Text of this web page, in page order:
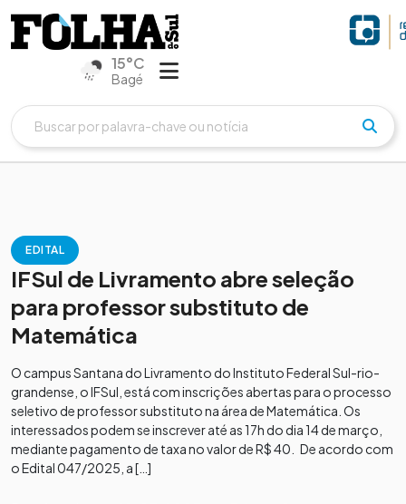
15°C
Bagé
EDITAL
IFSul de Livramento abre seleção
para professor substituto de
Matemática
O campus Santana do Livramento do Instituto Federal Sul-rio-
grandense, o IFSul, está com inscrições abertas para o processo
seletivo de professor substituto na área de Matemática. Os
interessados podem se inscrever até as 17h do dia 14 de março,
mediante pagamento de taxa no valor de R$ 40. De acordo com
o Edital 047/2025, a […]